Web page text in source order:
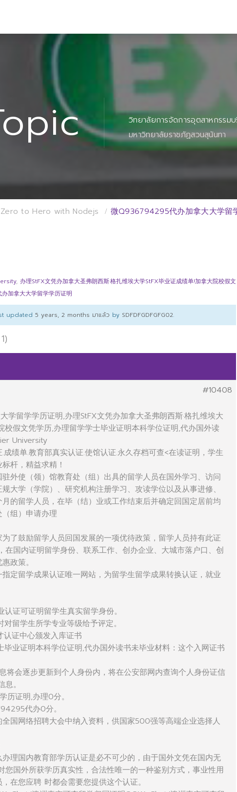
วิทยาลัยการจัดการอุตสาหกรรมบ
มหาวิทยาลัยราชภัฏสวนสุนันทา
to Hero with Nodejs 微Q936794295代办加拿大大学留
, 办理StFX文凭办加拿大圣弗朗西斯·格扎维埃大学StFX毕业证成绩单!加拿大院校假文
加拿大大学留学学历证明
updated 5 years, 2 months มาแล้ว by SDFDFGDFGFG02.
#10408
留学学历证明,办理StFX文凭办加拿大圣弗朗西斯·格扎维埃大
校假文凭学历,办理留学学士毕业证明本科学位证明,代办国外读
University
绩单.教育部真实认证.使馆认证.永久存档可查<在读证明，学生
杆，精益求精！
外使（领）馆教育处（组）出具的留学人员在国外学习、访问
大学（学院）、研究机构注册学习、攻读学位以及从事进修、
的留学人员，在毕（结）业或工作结束后并确定回国定居前均
组）申请办理
为了鼓励留学人员回国发展的一项优待政策，留学人员持有此证
在国内证明留学身份、联系工作、创办企业、大城市落户口、创
政策。
定留学成果认证唯一网站，为留学生留学成果转换认证，就业
证可证明留学生真实留学身份。
留学生所学专业等级给予评定。
认证中心颁发入库证书
毕业证明本科学位证明,代办国外读书未毕业材料：这个入网证书
将会逐步更新到个人身份内，将在公安部网内查询个人身份证信
。
历证明,办理0分。
代办0分。
国网络招聘大会中纳入资料，供国家500强等高端企业选择人
理国内教育部学历认证是必不可少的，由于国外文凭在国内无
您国外所获学历真实性，合法性唯一的一种鉴别方式，事业性用
在您应聘 时都会需要您提供这个认证。